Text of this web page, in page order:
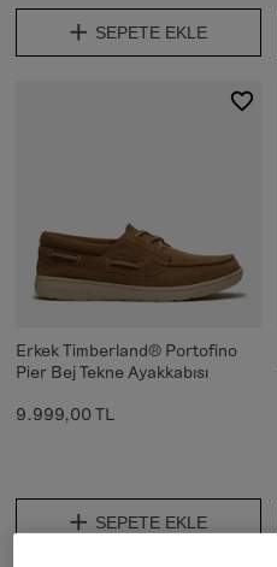
SEPETE EKLE
Erkek Timberland® Portofino
Pier Bej Tekne Ayakkabısı
9.999,00 TL
SEPETE EKLE